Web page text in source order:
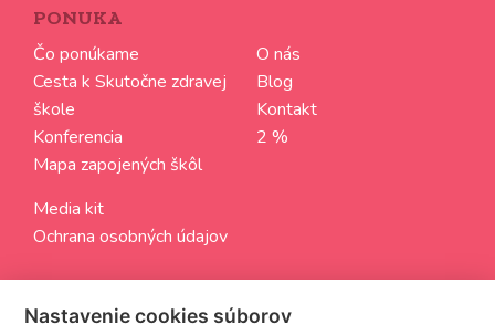
PONUKA
Čo ponúkame
Cesta k Skutočne zdravej
škole
Konferencia
Mapa zapojených škôl
O nás
Blog
Kontakt
2 %
Media kit
Ochrana osobných údajov
Nastavenie cookies súborov